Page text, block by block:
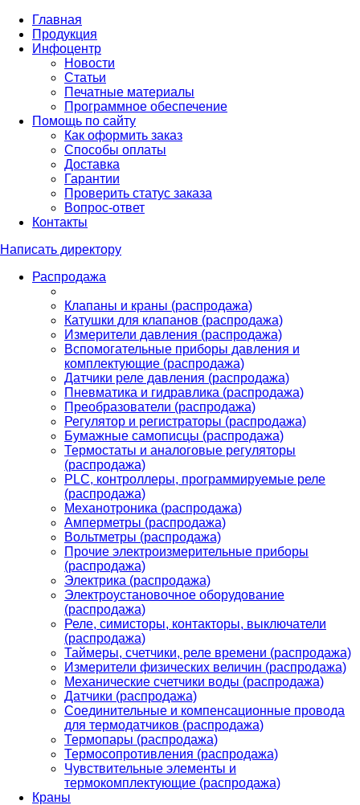
Главная
Продукция
Инфоцентр
Новости
Статьи
Печатные материалы
Программное обеспечение
Помощь по сайту
Как оформить заказ
Способы оплаты
Доставка
Гарантии
Проверить статус заказа
Вопрос-ответ
Контакты
Написать директору
Распродажа
Клапаны и краны (распродажа)
Катушки для клапанов (распродажа)
Измерители давления (распродажа)
Вспомогательные приборы давления и
комплектующие (распродажа)
Датчики реле давления (распродажа)
Пневматика и гидравлика (распродажа)
Преобразователи (распродажа)
Регулятор и регистраторы (распродажа)
Бумажные самописцы (распродажа)
Термостаты и аналоговые регуляторы
(распродажа)
PLС, контроллеры, программируемые реле
(распродажа)
Механотроника (распродажа)
Амперметры (распродажа)
Вольтметры (распродажа)
Прочие электроизмерительные приборы
(распродажа)
Электрика (распродажа)
Электроустановочное оборудование
(распродажа)
Реле, симисторы, контакторы, выключатели
(распродажа)
Таймеры, счетчики, реле времени (распродажа)
Измерители физических величин (распродажа)
Механические счетчики воды (распродажа)
Датчики (распродажа)
Соединительные и компенсационные провода
для термодатчиков (распродажа)
Термопары (распродажа)
Термосопротивления (распродажа)
Чувствительные элементы и
термокомплектующие (распродажа)
Краны